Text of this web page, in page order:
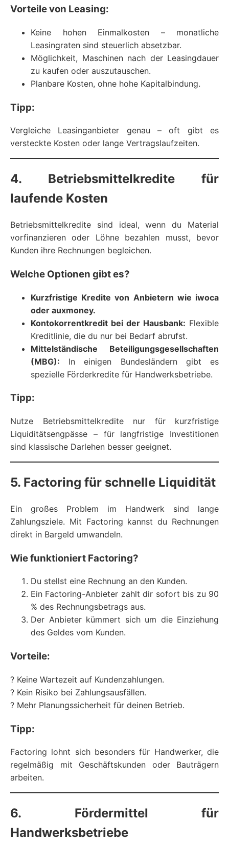
Vorteile von Leasing:
Keine hohen Einmalkosten – monatliche
Leasingraten sind steuerlich absetzbar.
Möglichkeit, Maschinen nach der Leasingdauer
zu kaufen oder auszutauschen.
Planbare Kosten, ohne hohe Kapitalbindung.
Tipp:
Vergleiche Leasinganbieter genau – oft gibt es
versteckte Kosten oder lange Vertragslaufzeiten.
4. Betriebsmittelkredite für
laufende Kosten
Betriebsmittelkredite sind ideal, wenn du Material
vorfinanzieren oder Löhne bezahlen musst, bevor
Kunden ihre Rechnungen begleichen.
Welche Optionen gibt es?
Kurzfristige Kredite von Anbietern wie iwoca
oder auxmoney.
Kontokorrentkredit bei der Hausbank: Flexible
Kreditlinie, die du nur bei Bedarf abrufst.
Mittelständische Beteiligungsgesellschaften
(MBG): In einigen Bundesländern gibt es
spezielle Förderkredite für Handwerksbetriebe.
Tipp:
Nutze Betriebsmittelkredite nur für kurzfristige
Liquiditätsengpässe – für langfristige Investitionen
sind klassische Darlehen besser geeignet.
5. Factoring für schnelle Liquidität
Ein großes Problem im Handwerk sind lange
Zahlungsziele. Mit Factoring kannst du Rechnungen
direkt in Bargeld umwandeln.
Wie funktioniert Factoring?
Du stellst eine Rechnung an den Kunden.
Ein Factoring-Anbieter zahlt dir sofort bis zu 90
% des Rechnungsbetrags aus.
Der Anbieter kümmert sich um die Einziehung
des Geldes vom Kunden.
Vorteile:
? Keine Wartezeit auf Kundenzahlungen.
? Kein Risiko bei Zahlungsausfällen.
? Mehr Planungssicherheit für deinen Betrieb.
Tipp:
Factoring lohnt sich besonders für Handwerker, die
regelmäßig mit Geschäftskunden oder Bauträgern
arbeiten.
6. Fördermittel für
Handwerksbetriebe